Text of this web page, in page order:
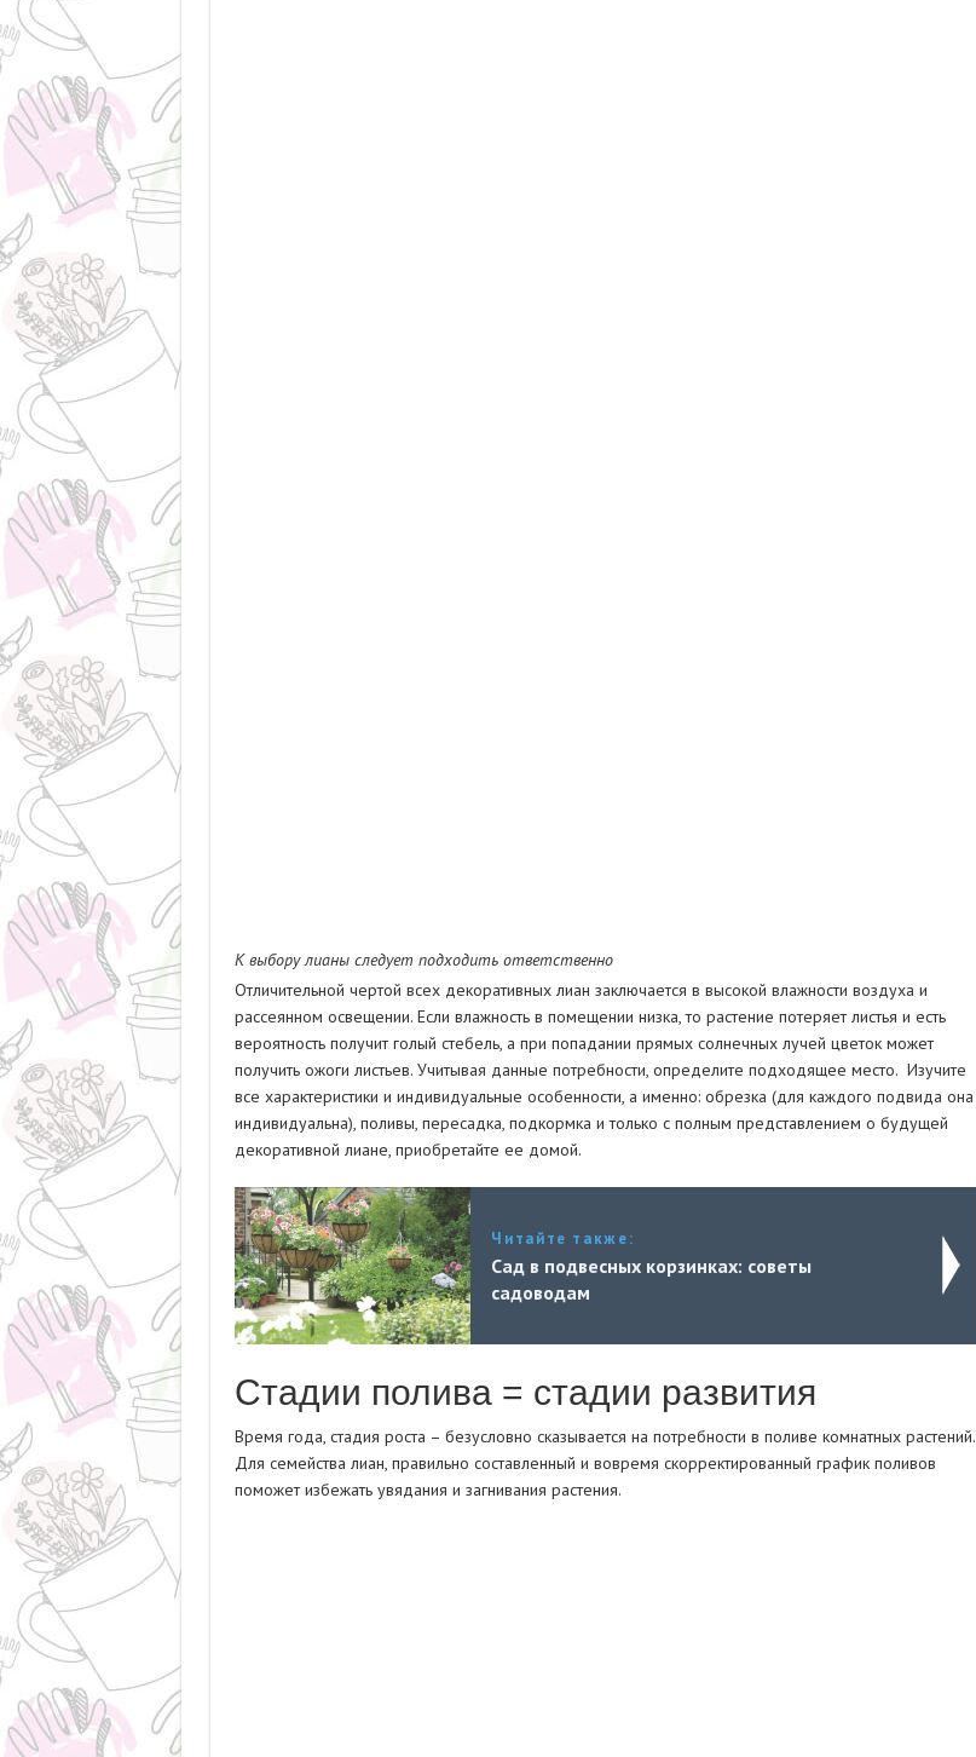
К выбору лианы следует подходить ответственно
Отличительной чертой всех декоративных лиан заключается в высокой влажности воздуха и
рассеянном освещении. Если влажность в помещении низка, то растение потеряет листья и есть
вероятность получит голый стебель, а при попадании прямых солнечных лучей цветок может
получить ожоги листьев. Учитывая данные потребности, определите подходящее место. Изучите
все характеристики и индивидуальные особенности, а именно: обрезка (для каждого подвида она
индивидуальна), поливы, пересадка, подкормка и только с полным представлением о будущей
декоративной лиане, приобретайте ее домой.
Читайте также:
Сад в подвесных корзинках: советы
садоводам
Стадии полива = стадии развития
Время года, стадия роста – безусловно сказывается на потребности в поливе комнатных растений.
Для семейства лиан, правильно составленный и вовремя скорректированный график поливов
поможет избежать увядания и загнивания растения.